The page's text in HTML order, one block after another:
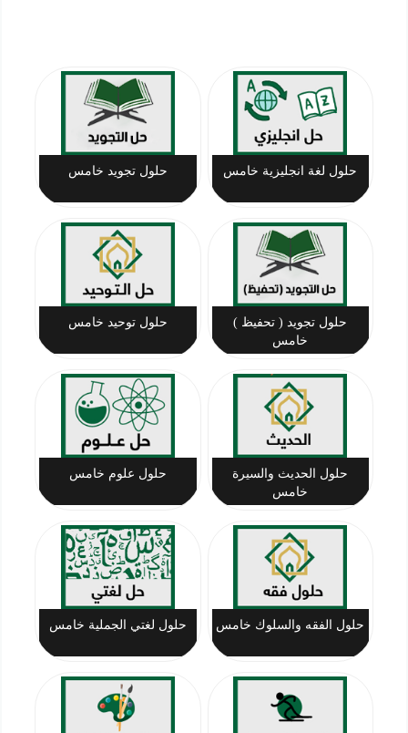
حلول لغة انجليزية خامس حلول تجويد خامس
حلول تجويد ( تحفيظ )
خامس
حلول توحيد خامس
حلول الحديث والسيرة
خامس
حلول علوم خامس
حلول الفقه والسلوك خامس حلول لغتي الجملية خامس